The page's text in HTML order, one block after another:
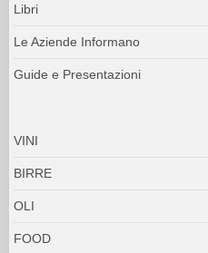
Libri
Le Aziende Informano
Guide e Presentazioni
VINI
BIRRE
OLI
FOOD